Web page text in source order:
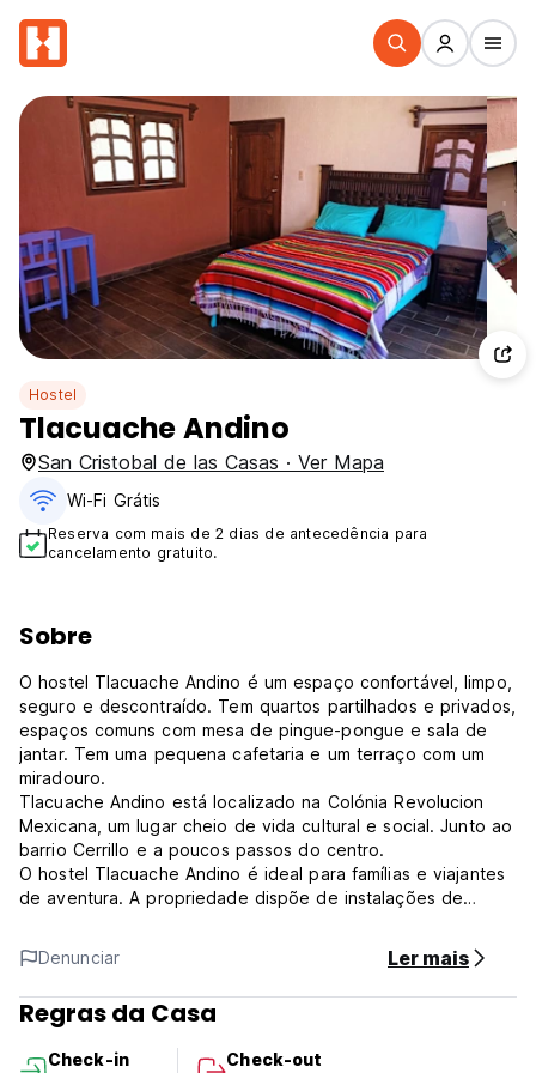
Hostel
Tlacuache Andino
San Cristobal de las Casas · Ver Mapa
Wi-Fi Grátis
Reserva com mais de 2 dias de antecedência para
cancelamento gratuito.
Sobre
O hostel Tlacuache Andino é um espaço confortável, limpo,
seguro e descontraído. Tem quartos partilhados e privados,
espaços comuns com mesa de pingue-pongue e sala de
jantar. Tem uma pequena cafetaria e um terraço com um
miradouro.
Tlacuache Andino está localizado na Colónia Revolucion
Mexicana, um lugar cheio de vida cultural e social. Junto ao
barrio Cerrillo e a poucos passos do centro.
O hostel Tlacuache Andino é ideal para famílias e viajantes
de aventura. A propriedade dispõe de instalações de
para preparar os melhores pratos vegetarianos e veganos.
Tlacuache Andino oferece um alojamento seguro, cada
cama tem um cacifo com uma chave para pertences
pessoais, e está localizado num circuito fechado de
amáveis, sinceras e conscientes.
Denunciar Ler mais
Regras da Casa
Check-in
Check-out